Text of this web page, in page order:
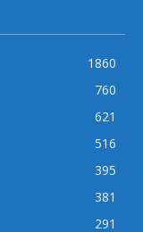
1860
760
621
516
395
381
291